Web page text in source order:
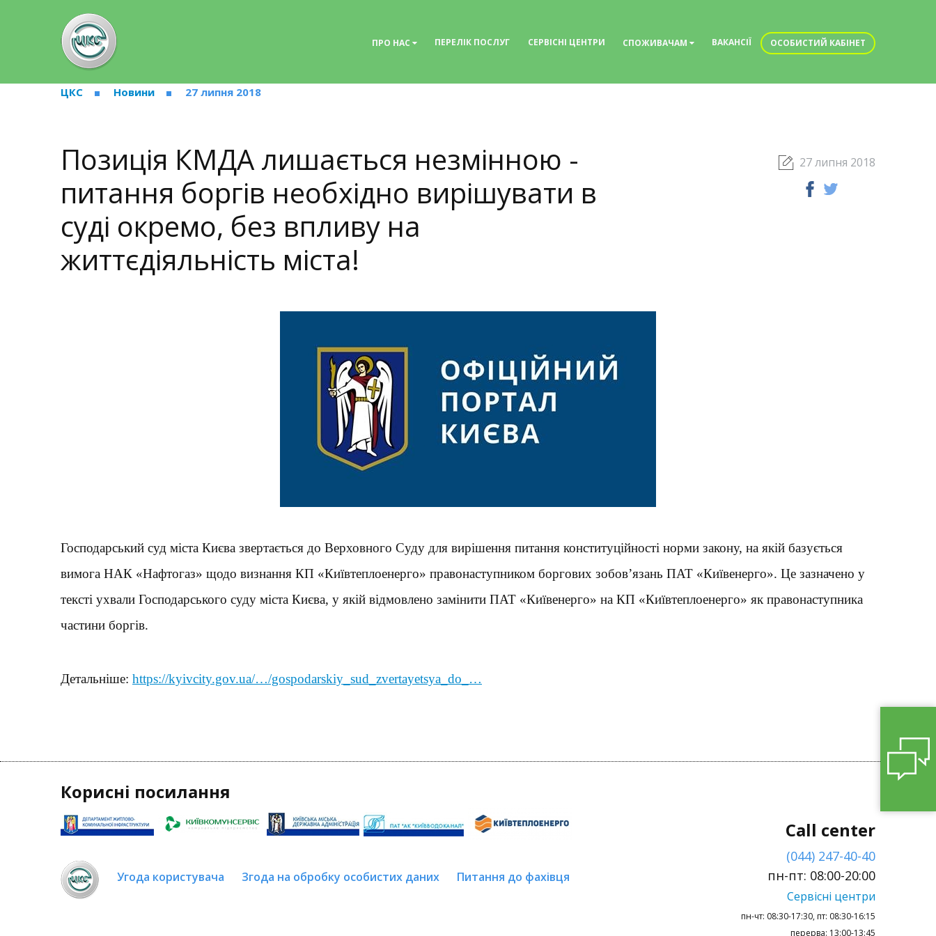
ПРО НАС ПЕРЕЛІК ПОСЛУГ СЕРВІСНІ ЦЕНТРИ СПОЖИВАЧАМ ВАКАНСІЇ ОСОБИСТИЙ КАБІНЕТ
ЦКС Новини 27 липня 2018
27 липня 2018
Позиція КМДА лишається незмінною -
питання боргів необхідно вирішувати в
суді окремо, без впливу на
життєдіяльність міста!
Господарський суд міста Києва звертається до Верховного Суду для вирішення питання конституційності норми закону, на якій базується
вимога НАК «Нафтогаз» щодо визнання КП «Київтеплоенерго» правонаступником боргових зобов’язань ПАТ «Київенерго». Це зазначено у
тексті ухвали Господарського суду міста Києва, у якій відмовлено замінити ПАТ «Київенерго» на КП «Київтеплоенерго» як правонаступника
частини боргів.
Детальніше: https://kyivcity.gov.ua/…/gospodarskiy_sud_zvertayetsya_do_…
Корисні посилання
Угода користувача Згода на обробку особистих даних Питання до фахівця
Call center
(044) 247-40-40
пн-пт: 08:00-20:00
Сервісні центри
пн-чт: 08:30-17:30, пт: 08:30-16:15
перерва: 13:00-13:45